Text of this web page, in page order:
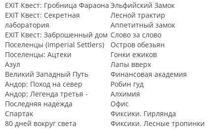
EXIT Квест: Гробница Фараона
EXIT Квест: Секретная
лаборатория
EXIT Квест: Заброшенный дом
Поселенцы (Imperial Settlers)
Поселенцы: Ацтеки
Азул
Великий Западный Путь
Андор: Поход на север
Андор: Легенда третья -
Последняя надежда
Спартак
80 дней вокруг света
Эльфийский Замок
Лесной трактир
Аппетитный замок
Слово за слово
Остров обезьян
Гонки ежиков
Лапы вверх
Финансовая академия
Робин гуд
Алхимия
Офис
Фиксики. Гирлянда
Фиксики. Лесные тропинки